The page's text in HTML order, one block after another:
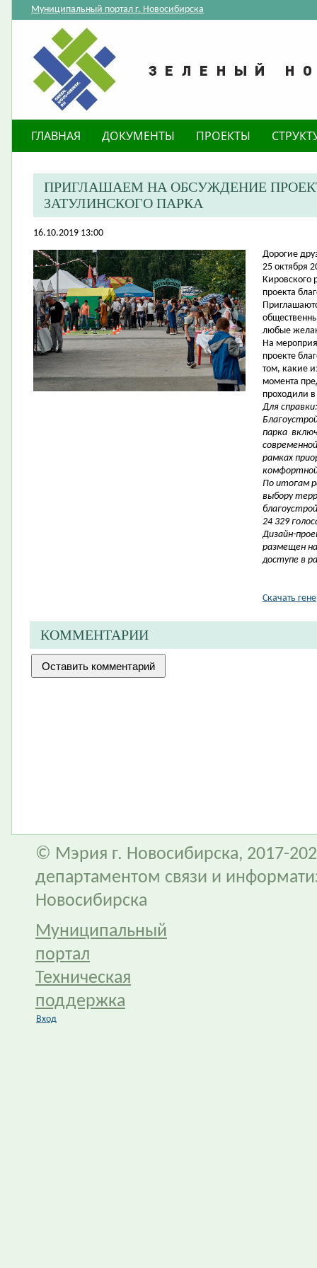
Муниципальный портал г. Новосибирска
ГЛАВНАЯ ДОКУМЕНТЫ ПРОЕКТЫ
ПРИГЛАШАЕМ НА ОБСУЖДЕНИЕ
ЗАТУЛИНСКОГО ПАРКА
16.10.2019 13:00
​Дорогие
25 октября
Кировского
проекта
любые
На
проекте
том, какие
момента
проходили
Для справки:
парка
рамках
комфортной
По итогам
выбору
24 329
Дизайн-
размещен
доступе в
Скачать
КОММЕНТАРИИ
© Мэрия г. Новосибирска, 2017-
департаментом связи и
Новосибирска
Муниципальный
портал
Техническая
поддержка
Вход